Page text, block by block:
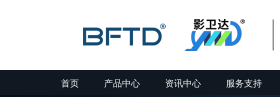
首页 产品中心 资讯中心 服务支持